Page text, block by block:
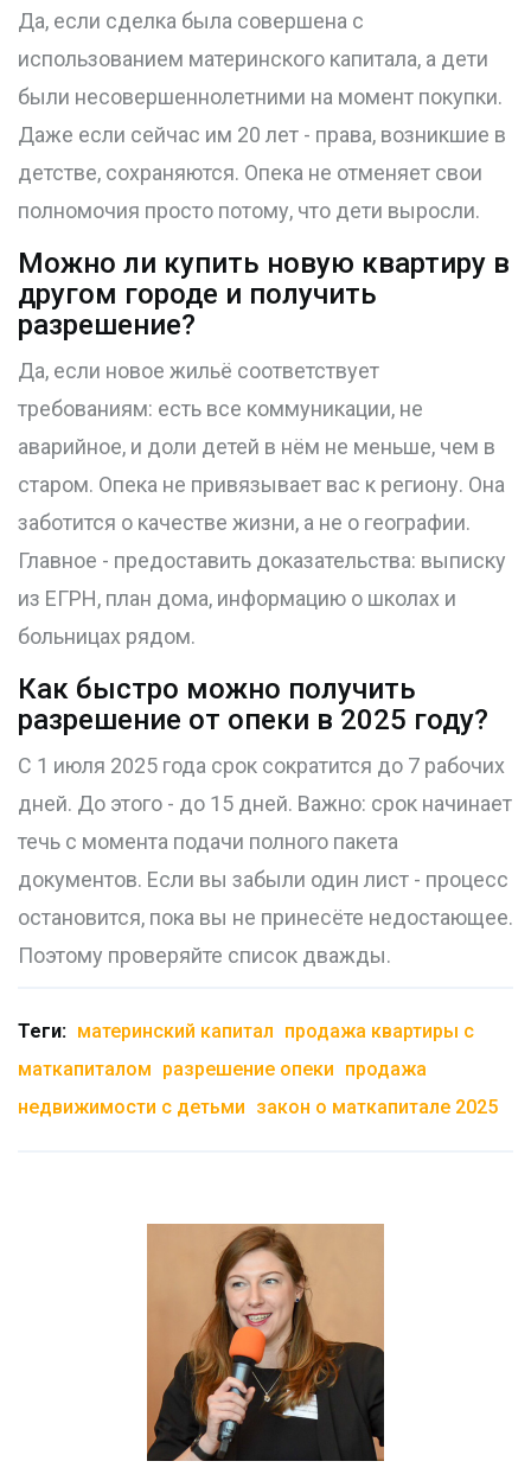
Да, если сделка была совершена с
использованием материнского капитала, а дети
были несовершеннолетними на момент покупки.
Даже если сейчас им 20 лет - права, возникшие в
детстве, сохраняются. Опека не отменяет свои
полномочия просто потому, что дети выросли.
Можно ли купить новую квартиру в
другом городе и получить
разрешение?
Да, если новое жильё соответствует
требованиям: есть все коммуникации, не
аварийное, и доли детей в нём не меньше, чем в
старом. Опека не привязывает вас к региону. Она
заботится о качестве жизни, а не о географии.
Главное - предоставить доказательства: выписку
из ЕГРН, план дома, информацию о школах и
больницах рядом.
Как быстро можно получить
разрешение от опеки в 2025 году?
С 1 июля 2025 года срок сократится до 7 рабочих
дней. До этого - до 15 дней. Важно: срок начинает
течь с момента подачи полного пакета
документов. Если вы забыли один лист - процесс
остановится, пока вы не принесёте недостающее.
Поэтому проверяйте список дважды.
Теги: материнский капитал продажа квартиры с
маткапиталом разрешение опеки продажа
недвижимости с детьми закон о маткапитале 2025